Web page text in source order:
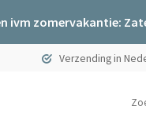
ivm zomervakantie:
Verzending in